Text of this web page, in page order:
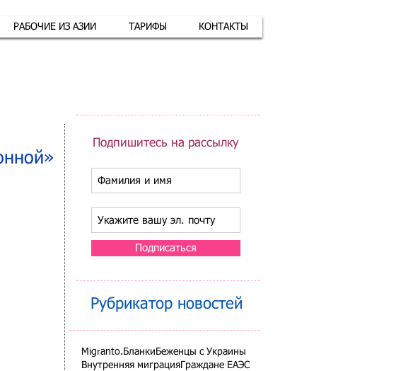
РАБОЧИЕ ИЗ АЗИИ ТАРИФЫ КОНТАКТЫ
Подпишитесь на рассылку
Подписаться
Рубрикатор новостей
Migranto.Бланки Беженцы с Украины
Внутренняя миграция Граждане ЕАЭС